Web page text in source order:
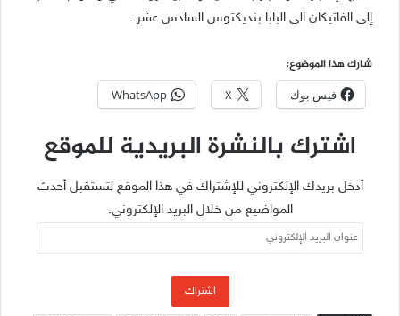
إلى الفاتيكان الى البابا بنديكتوس السادس عشر .
شارك هذا الموضوع:
فيس بوك X
WhatsApp
اشترك بالنشرة البريدية للموقع
أدخل بريدك الإلكتروني للإشتراك في هذا الموقع لتستقبل أحدث
المواضيع من خلال البريد الإلكتروني.
عنوان
البريد
اشتراك